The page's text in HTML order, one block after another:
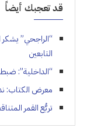
قد تعجبك أيضاً
“الراجحي”
التابعين
“الداخلية”: ضبط 21 ألف مخالف في أسبوع
معرض الكتاب:
تربُّع القمر